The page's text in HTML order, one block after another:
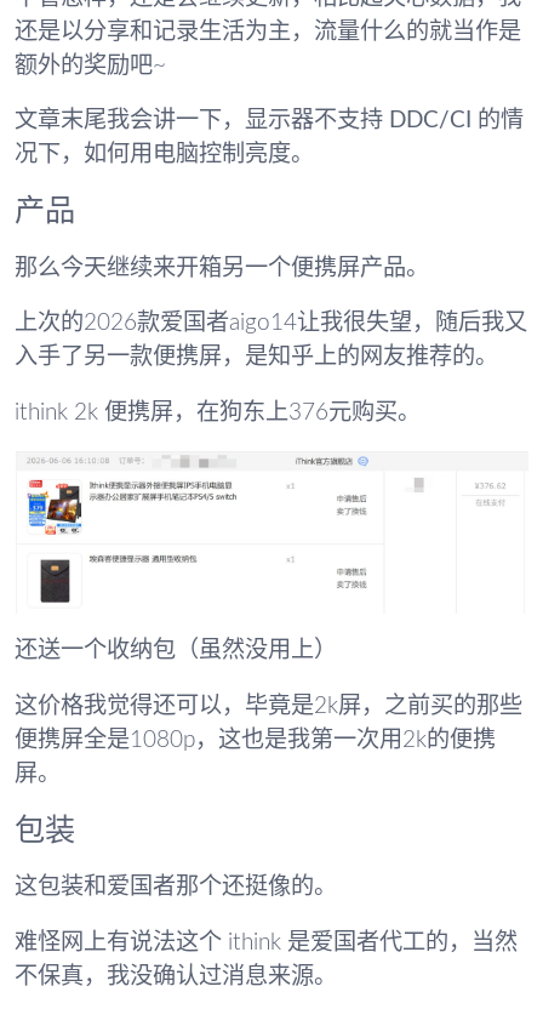
还是以分享和记录生活为主，流量什么的就当作是
额外的奖励吧~
文章末尾我会讲一下，显示器不支持 DDC/CI 的情
况下，如何用电脑控制亮度。
产品
那么今天继续来开箱另一个便携屏产品。
上次的2026款爱国者aigo14让我很失望，随后我又
入手了另一款便携屏，是知乎上的网友推荐的。
ithink 2k 便携屏，在狗东上376元购买。
还送一个收纳包（虽然没用上）
这价格我觉得还可以，毕竟是2k屏，之前买的那些
便携屏全是1080p，这也是我第一次用2k的便携
屏。
包装
这包装和爱国者那个还挺像的。
难怪网上有说法这个 ithink 是爱国者代工的，当然
不保真，我没确认过消息来源。